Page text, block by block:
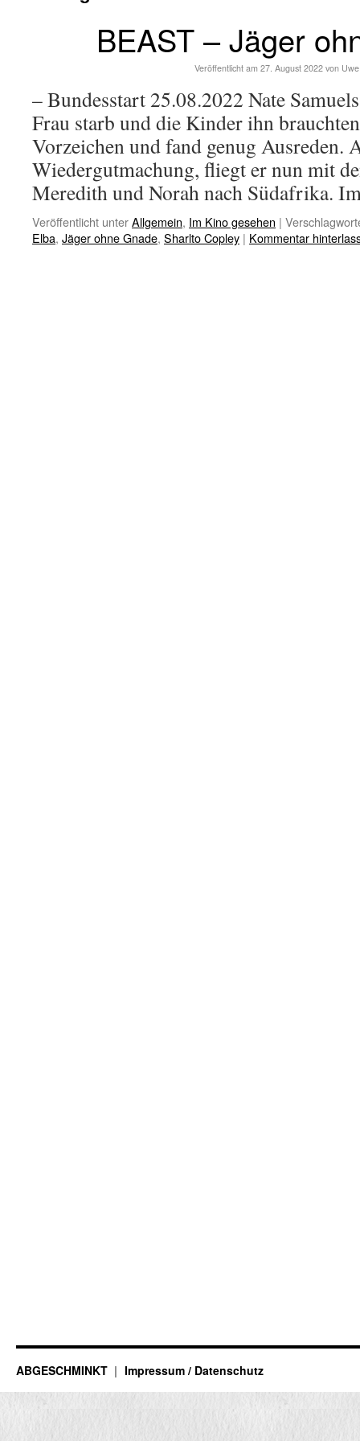
BEAST – Jäger
Veröffentlicht am 27. August 2022 von
– Bundesstart 25.08.2022 Nate
Frau starb und die Kinder ihn
Vorzeichen und fand genug Ausreden.
Wiedergutmachung, fliegt er nun mit
Meredith und Norah nach Südafrika.
Veröffentlicht unterAllgemein, Im Kino gesehen |
Elba, Jäger ohne Gnade, Sharlto Copley | Kommentar
ABGESCHMINKT Impressum / Datenschutz